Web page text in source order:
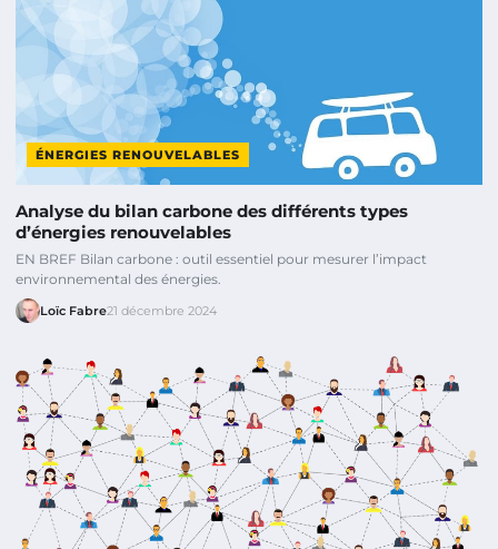
ÉNERGIES RENOUVELABLES
Analyse du bilan carbone des différents types
d’énergies renouvelables
EN BREF Bilan carbone : outil essentiel pour mesurer l’impact
environnemental des énergies.
Loïc Fabre21 décembre 2024